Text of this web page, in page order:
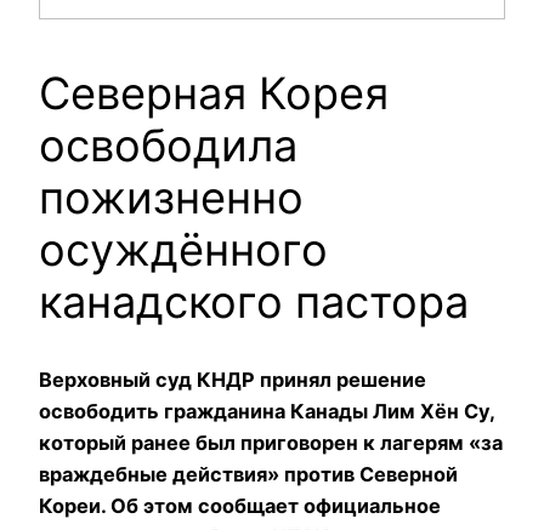
Северная Корея
освободила
пожизненно
осуждённого
канадского пастора
Верховный суд КНДР принял решение
освободить гражданина Канады Лим Хён Су,
который ранее был приговорен к лагерям «за
враждебные действия» против Северной
Кореи. Об этом сообщает официальное